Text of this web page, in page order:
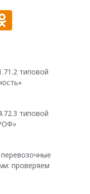
типовой
типовой
проверяем